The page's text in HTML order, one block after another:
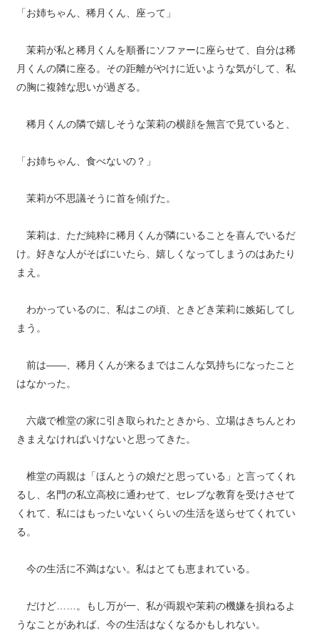
「お姉ちゃん、稀月くん、座って」
茉莉が私と稀月くんを順番にソファーに座らせて、自分は稀
月くんの隣に座る。その距離がやけに近いような気がして、私
の胸に複雑な思いが過ぎる。
稀月くんの隣で嬉しそうな茉莉の横顔を無言で見ていると、
「お姉ちゃん、食べないの？」
茉莉が不思議そうに首を傾げた。
茉莉は、ただ純粋に稀月くんが隣にいることを喜んでいるだ
け。好きな人がそばにいたら、嬉しくなってしまうのはあたり
まえ。
わかっているのに、私はこの頃、ときどき茉莉に嫉妬してし
まう。
前は――、稀月くんが来るまではこんな気持ちになったこと
はなかった。
六歳で椎堂の家に引き取られたときから、立場はきちんとわ
きまえなければいけないと思ってきた。
椎堂の両親は「ほんとうの娘だと思っている」と言ってくれ
るし、名門の私立高校に通わせて、セレブな教育を受けさせて
くれて、私にはもったいないくらいの生活を送らせてくれてい
る。
今の生活に不満はない。私はとても恵まれている。
だけど……。もし万が一、私が両親や茉莉の機嫌を損ねるよ
うなことがあれば、今の生活はなくなるかもしれない。